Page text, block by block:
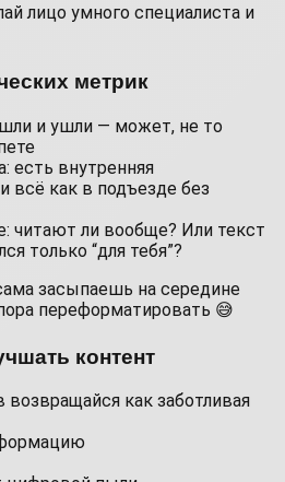
лицо умного специалиста и
метрик
и ушли — может, не то
есть внутренняя
всё как в подъезде без
читают ли вообще? Или текст
только “для тебя”?
засыпаешь на середине
переформатировать 😅
контент
возвращайся как заботливая